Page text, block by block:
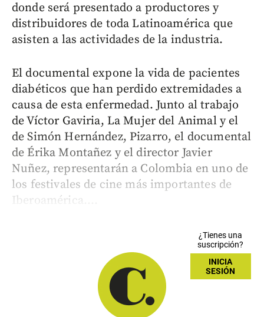
donde será presentado a productores y
distribuidores de toda Latinoamérica que
asisten a las actividades de la industria.
El documental expone la vida de pacientes
diabéticos que han perdido extremidades a
causa de esta enfermedad. Junto al trabajo
de Víctor Gaviria, La Mujer del Animal y el
de Simón Hernández, Pizarro, el documental
de Érika Montañez y el director Javier
Nuñez, representarán a Colombia en uno de
los festivales de cine más importantes de
Iberoamérica....
¿Tienes una
suscripción?
INICIA
SESIÓN